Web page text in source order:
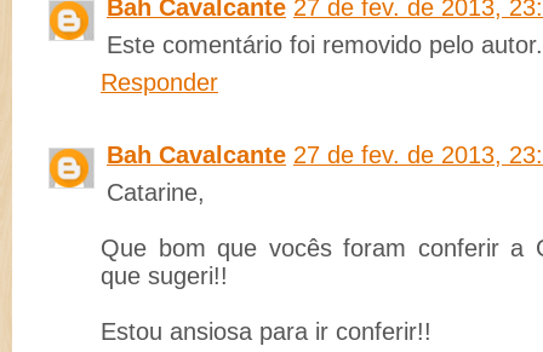
Bah Cavalcante 27 de fev. de 2013,
Este comentário foi removido pelo autor.
Responder
Bah Cavalcante 27 de fev. de 2013,
Catarine,
Que bom que vocês foram conferir a
que sugeri!!
Estou ansiosa para ir conferir!!